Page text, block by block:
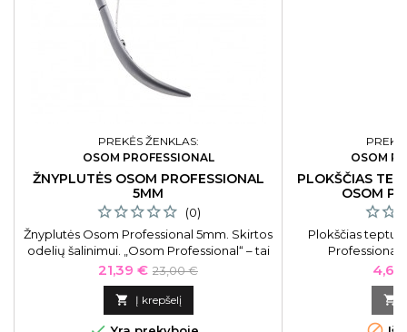
PREKĖS ŽENKLAS:
OSOM PROFESSIONAL
ŽNYPLUTĖS OSOM PROFESSIONAL
5MM
(0)
Žnyplutės Osom Professional 5mm. Skirtos
odelių šalinimui. „Osom Professional“ – tai
puikius rezultatus garantuojantys
aukščiausios kokybės nagų priežiūros
įrankiai, gaminami patyrusių specialistų,
naudojančių moderniausias technologijas.
Kaina
21,39 € Bazinė
kaina
23,00 €
 Į krepšelį
OSOM
PLOKŠČIAS
OSOM
Plokščias
Professional
